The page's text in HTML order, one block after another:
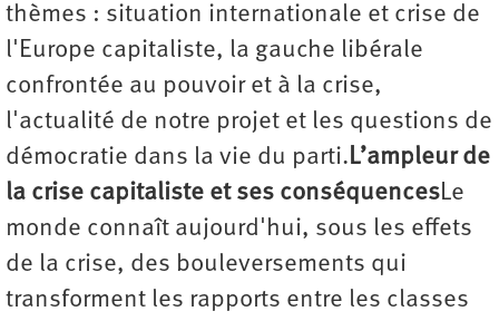
thèmes : situation internationale et crise de
l'Europe capitaliste, la gauche libérale
confrontée au pouvoir et à la crise,
l'actualité de notre projet et les questions de
démocratie dans la vie du parti.L’ampleur de
la crise capitaliste et ses conséquencesLe
monde connaît aujourd'hui, sous les effets
de la crise, des bouleversements qui
transforment les rapports entre les classes